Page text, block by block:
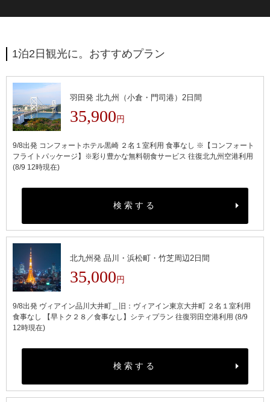
1泊2日観光に。おすすめプラン
羽田発 北九州（小倉・門司港）2日間
35,900 円
9/8出発 コンフォートホテル黒崎 ２名１室利用 食事なし ※【コンフォート
フライトパッケージ】※彩り豊かな無料朝食サービス 往復北九州空港利用
(8/9 12時現在)
検索する
北九州発 品川・浜松町・竹芝周辺2日間
35,000 円
9/8出発 ヴィアイン品川大井町＿旧：ヴィアイン東京大井町 ２名１室利用
食事なし 【早トク２８／食事なし】シティプラン 往復羽田空港利用 (8/9
12時現在)
検索する